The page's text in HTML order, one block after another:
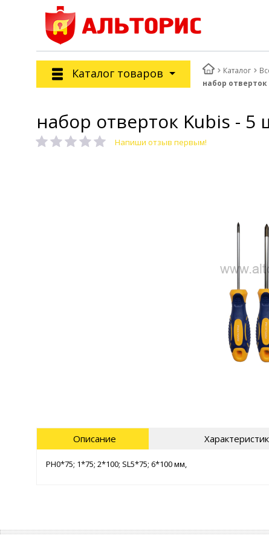
Каталог товаров Каталог
набор отверток
набор отверток Kubis -
Напиши отзыв первым!
Описание
PH0*75; 1*75; 2*100; SL5*75; 6*100 мм,